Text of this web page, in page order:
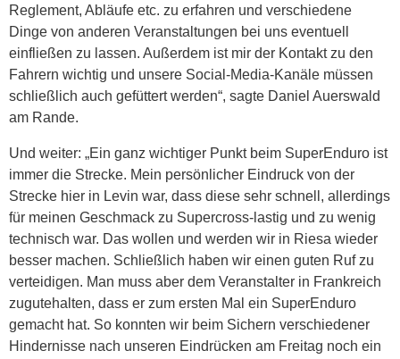
Reglement, Abläufe etc. zu erfahren und verschiedene
Dinge von anderen Veranstaltungen bei uns eventuell
einfließen zu lassen. Außerdem ist mir der Kontakt zu den
Fahrern wichtig und unsere Social-Media-Kanäle müssen
schließlich auch gefüttert werden“, sagte Daniel Auerswald
am Rande.
Und weiter: „Ein ganz wichtiger Punkt beim SuperEnduro ist
immer die Strecke. Mein persönlicher Eindruck von der
Strecke hier in Levin war, dass diese sehr schnell, allerdings
für meinen Geschmack zu Supercross-lastig und zu wenig
technisch war. Das wollen und werden wir in Riesa wieder
besser machen. Schließlich haben wir einen guten Ruf zu
verteidigen. Man muss aber dem Veranstalter in Frankreich
zugutehalten, dass er zum ersten Mal ein SuperEnduro
gemacht hat. So konnten wir beim Sichern verschiedener
Hindernisse nach unseren Eindrücken am Freitag noch ein